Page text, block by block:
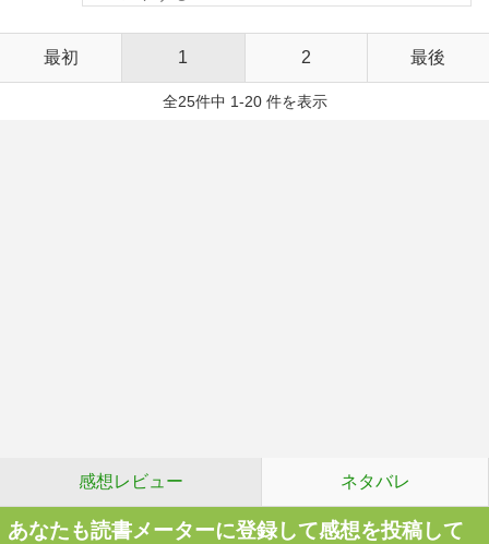
最初 1 2 最後
全25件中 1-20 件を表示
感想レビュー ネタバレ
あなたも読書メーターに登録して感想を投稿して